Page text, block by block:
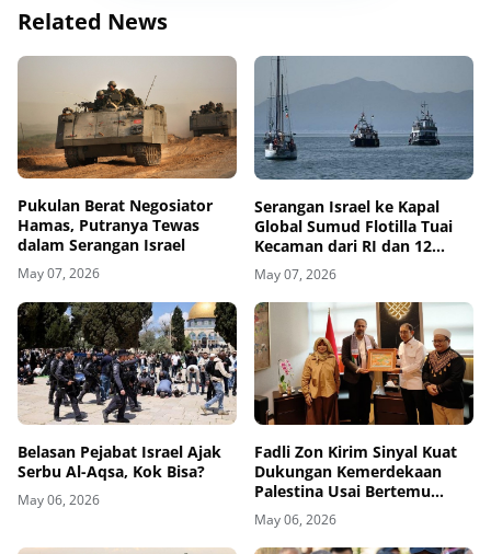
Related News
Pukulan Berat Negosiator
Hamas, Putranya Tewas
dalam Serangan Israel
May 07, 2026
Serangan Israel ke Kapal
Global Sumud Flotilla Tuai
Kecaman dari RI dan 12
Negara
May 07, 2026
Belasan Pejabat Israel Ajak
Serbu Al-Aqsa, Kok Bisa?
May 06, 2026
Fadli Zon Kirim Sinyal Kuat
Dukungan Kemerdekaan
Palestina Usai Bertemu
Delegasi di Kemenbud
May 06, 2026